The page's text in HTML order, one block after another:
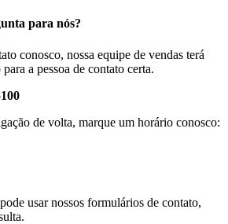
para nós?
conosco, nossa equipe de vendas terá
a pessoa de contato certa.
de volta, marque um horário conosco:
usar nossos formulários de contato,